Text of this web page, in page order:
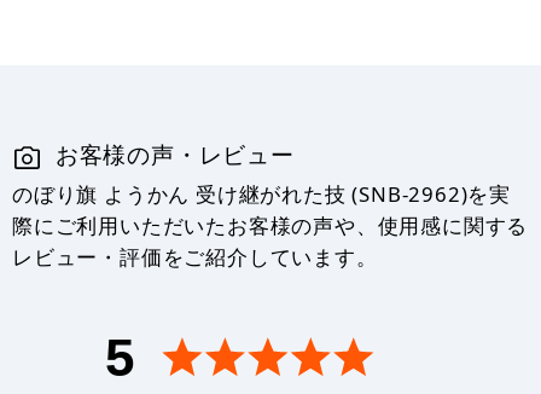
お客様の声・レビュー
のぼり旗 ようかん 受け継がれた技 (SNB-2962)を実
際にご利用いただいたお客様の声や、使用感に関する
レビュー・評価をご紹介しています。
5